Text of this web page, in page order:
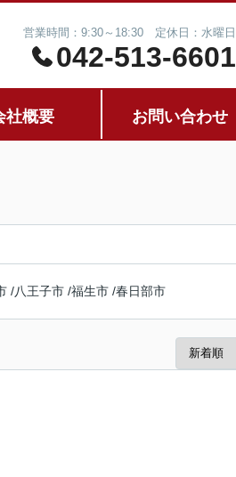
営業時間：9:30～18:30 定休日：水曜日
042-513-6601
社概要 お問い合わせ
/八王子市 /福生市 /春日部市